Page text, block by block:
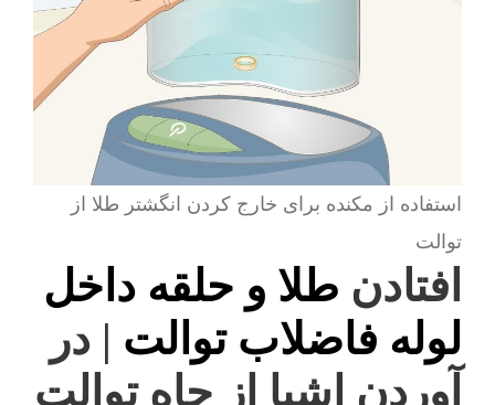
استفاده از مکنده برای خارج کردن انگشتر طلا از
توالت
افتادن طلا و حلقه داخل
لوله فاضلاب توالت | در
آوردن اشیا از چاه توالت